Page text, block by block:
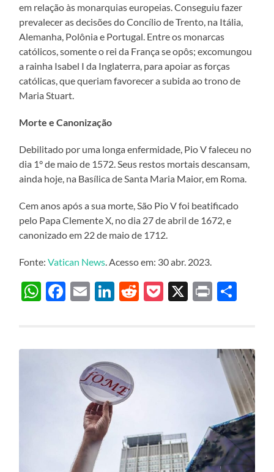
em relação às monarquias europeias. Conseguiu fazer
prevalecer as decisões do Concílio de Trento, na Itália,
Alemanha, Polônia e Portugal. Entre os monarcas
católicos, somente o rei da França se opôs; excomungou
a rainha Isabel I da Inglaterra, para apoiar as forças
católicas, que queriam favorecer a subida ao trono de
Maria Stuart.
Morte e Canonização
Debilitado por uma longa enfermidade, Pio V faleceu no
dia 1° de maio de 1572. Seus restos mortais descansam,
ainda hoje, na Basílica de Santa Maria Maior, em Roma.
Cem anos após a sua morte, São Pio V foi beatificado
pelo Papa Clemente X, no dia 27 de abril de 1672, e
canonizado em 22 de maio de 1712.
Fonte:Vatican News. Acesso em: 30 abr. 2023.
WhatsApp
Facebook
EmailLinkedIn
Reddit
Pocket
X Print